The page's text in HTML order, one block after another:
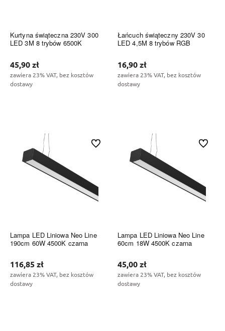
Kurtyna świąteczna 230V 300
LED 3M 8 trybów 6500K
45,90 zł
zawiera 23% VAT, bez kosztów
dostawy
Łańcuch świąteczny 230V 30
LED 4,5M 8 trybów RGB
16,90 zł
zawiera 23% VAT, bez kosztów
dostawy
Lampa LED Liniowa Neo Line
190cm 60W 4500K czarna
116,85 zł
zawiera 23% VAT, bez kosztów
dostawy
Do ulubionych
Lampa LED Liniowa Neo Line
60cm 18W 4500K czarna
45,00 zł
zawiera 23% VAT, bez kosztów
dostawy
Do